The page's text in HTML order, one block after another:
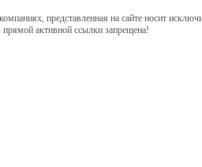
представленная на сайте носит
прямой активной ссылки запрещена!